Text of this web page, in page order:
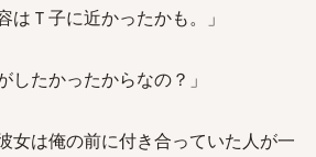
はＴ子に近かったかも。」
したかったからなの？」
女は俺の前に付き合っていた人が一